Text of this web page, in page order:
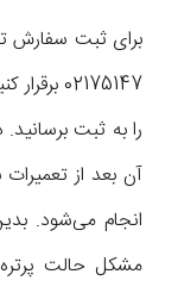
برای ثبت سفارش
را به ثبت
آن بعد از
انجام می‌شود.
مشکل حالت